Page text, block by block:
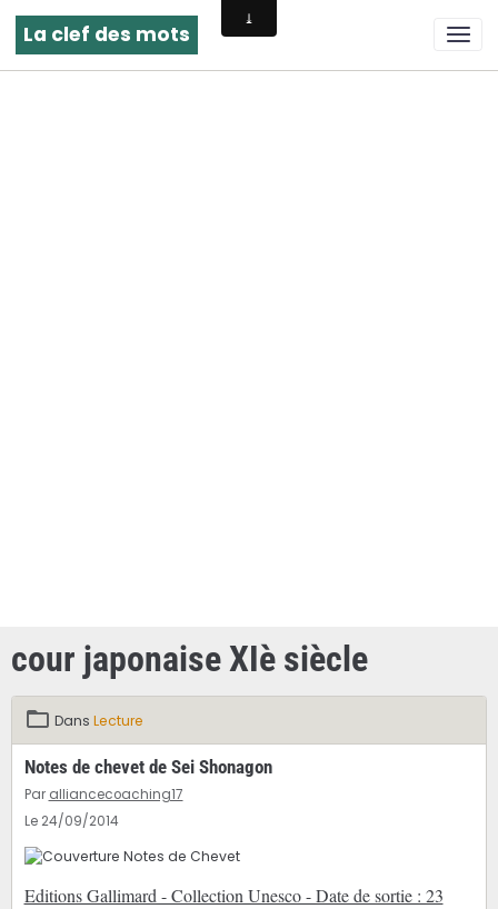
La clef des mots
cour japonaise XIè siècle
Dans Lecture
Notes de chevet de Sei Shonagon
Par alliancecoaching17
Le 24/09/2014
Editions Gallimard - Collection Unesco - Date de sortie : 23